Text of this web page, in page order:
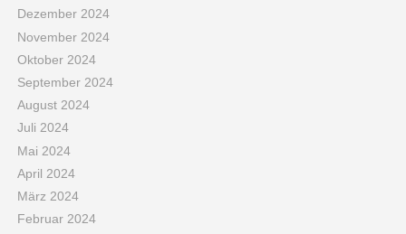
Dezember 2024
November 2024
Oktober 2024
September 2024
August 2024
Juli 2024
Mai 2024
April 2024
März 2024
Februar 2024